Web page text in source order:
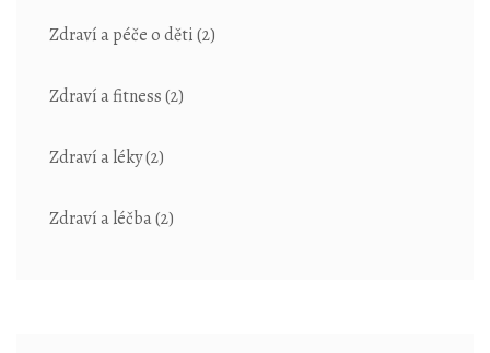
Zdraví a péče o děti(2)
Zdraví a fitness(2)
Zdraví a léky(2)
Zdraví a léčba(2)